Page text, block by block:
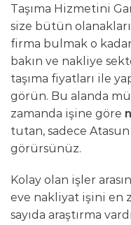
Taşıma Hizmetini
size bütün
firma bulmak o
bakın ve nakliye
taşıma fiyatları ile
görün. Bu alanda
zamanda işine göre
tutan, sadece Atasun
görürsünüz.
Kolay olan işler
eve nakliyat işini en
sayıda araştırma